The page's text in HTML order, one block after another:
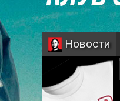
Новости